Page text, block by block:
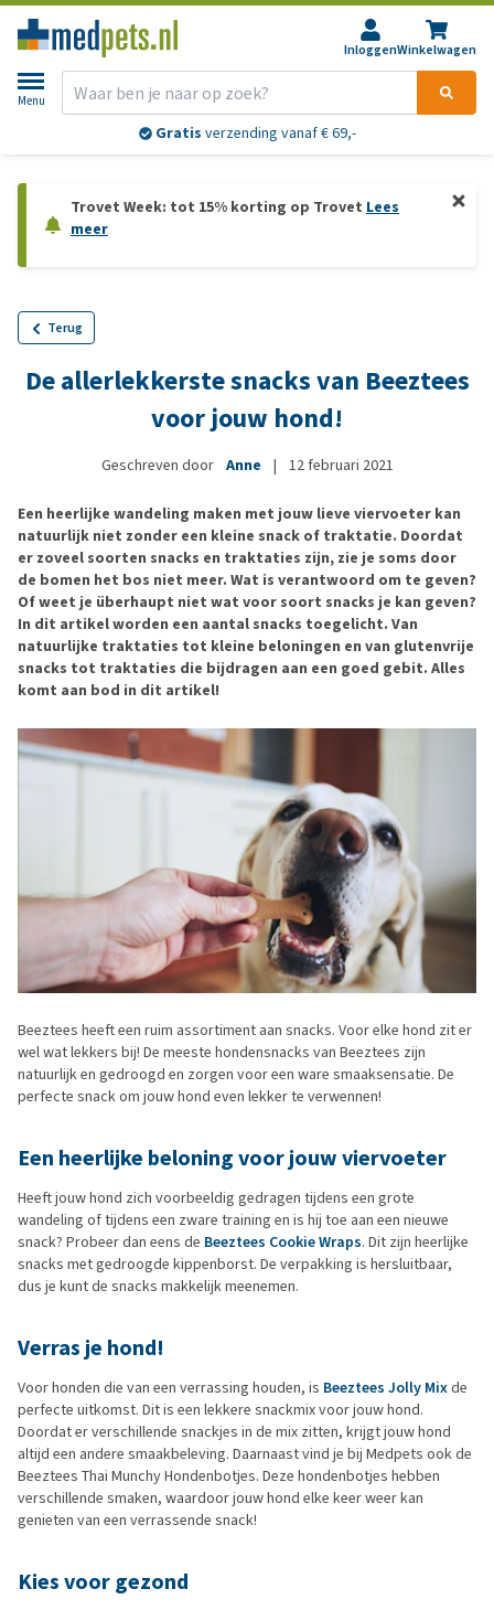
InloggenWinkelwagen
Menu
Gratis verzending vanaf € 69,-
Trovet Week: tot 15% korting op Trovet Lees
meer
Terug
De allerlekkerste snacks van Beeztees
voor jouw hond!
Geschreven door Anne | 12 februari 2021
Een heerlijke wandeling maken met jouw lieve viervoeter kan
natuurlijk niet zonder een kleine snack of traktatie. Doordat
er zoveel soorten snacks en traktaties zijn, zie je soms door
de bomen het bos niet meer. Wat is verantwoord om te geven?
Of weet je überhaupt niet wat voor soort snacks je kan geven?
In dit artikel worden een aantal snacks toegelicht. Van
natuurlijke traktaties tot kleine beloningen en van glutenvrije
snacks tot traktaties die bijdragen aan een goed gebit. Alles
komt aan bod in dit artikel!
Beeztees heeft een ruim assortiment aan snacks. Voor elke hond zit er
wel wat lekkers bij! De meeste hondensnacks van Beeztees zijn
natuurlijk en gedroogd en zorgen voor een ware smaaksensatie. De
perfecte snack om jouw hond even lekker te verwennen!
Een heerlijke beloning voor jouw viervoeter
Heeft jouw hond zich voorbeeldig gedragen tijdens een grote
wandeling of tijdens een zware training en is hij toe aan een nieuwe
snack? Probeer dan eens de Beeztees Cookie Wraps. Dit zijn heerlijke
snacks met gedroogde kippenborst. De verpakking is hersluitbaar,
dus je kunt de snacks makkelijk meenemen.
Verras je hond!
Voor honden die van een verrassing houden, is Beeztees Jolly Mixde
perfecte uitkomst. Dit is een lekkere snackmix voor jouw hond.
Doordat er verschillende snackjes in de mix zitten, krijgt jouw hond
altijd een andere smaakbeleving. Daarnaast vind je bij Medpets ook de
Beeztees Thai Munchy Hondenbotjes. Deze hondenbotjes hebben
verschillende smaken, waardoor jouw hond elke keer weer kan
genieten van een verrassende snack!
Kies voor gezond